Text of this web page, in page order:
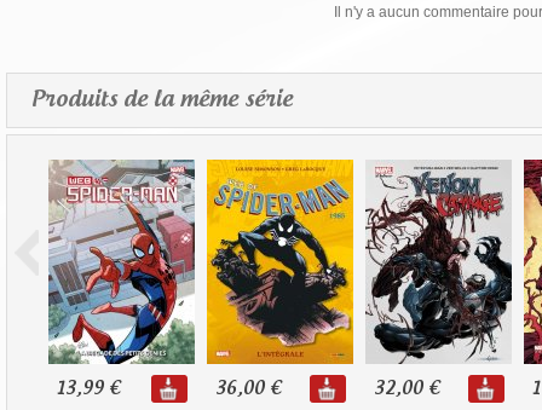
Il n'y a aucun commentaire
Produits de la même série
13,99 € 36,00 € 32,00 €